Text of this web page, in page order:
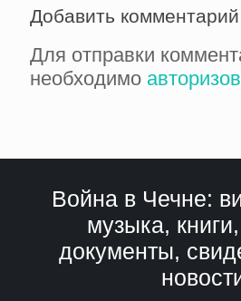
Добавить комментарий
Для отправки
необходимо
Война в Чечне:
музыка,
документы,